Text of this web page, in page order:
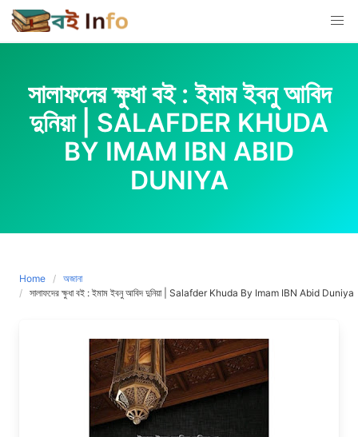
Skip
to
content
সালাফদের ক্ষুধা বই : ইমাম ইবনু আবিদ
দুনিয়া | SALAFDER KHUDA
BY IMAM IBN ABID
DUNIYA
Home
অজানা
সালাফদের ক্ষুধা বই : ইমাম ইবনু আবিদ দুনিয়া | Salafder Khuda By Imam IBN Abid Duniya